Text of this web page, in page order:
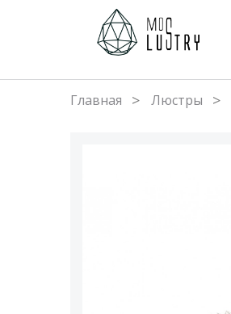
Главная Люстры